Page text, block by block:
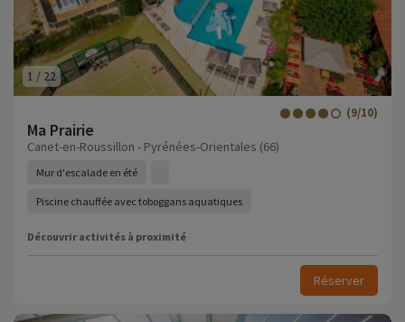
1 / 22
Ma Prairie
(9/10)
Canet-en-Roussillon - Pyrénées-Orientales (66)
Mur d'escalade en été
Piscine chauffée avec toboggans aquatiques
Découvrir activités à proximité
Réserver